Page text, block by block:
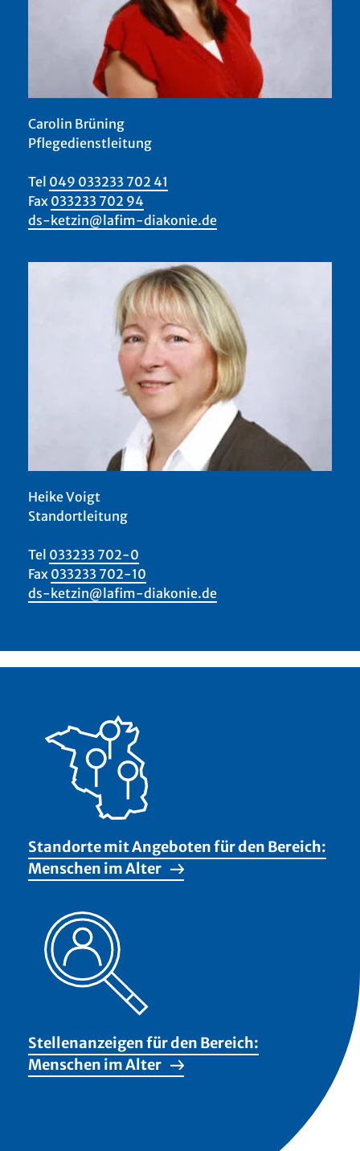
Carolin Brüning
Pflegedienstleitung
Tel 049 033233 702 41
Fax 033233 702 94
ds-ketzin@lafim-diakonie.de
Heike Voigt
Standortleitung
Tel 033233 702-0
Fax 033233 702-10
ds-ketzin@lafim-diakonie.de
Standorte mit Angeboten für den Bereich:
Menschen im Alter
Stellenanzeigen für den Bereich:
Menschen im Alter